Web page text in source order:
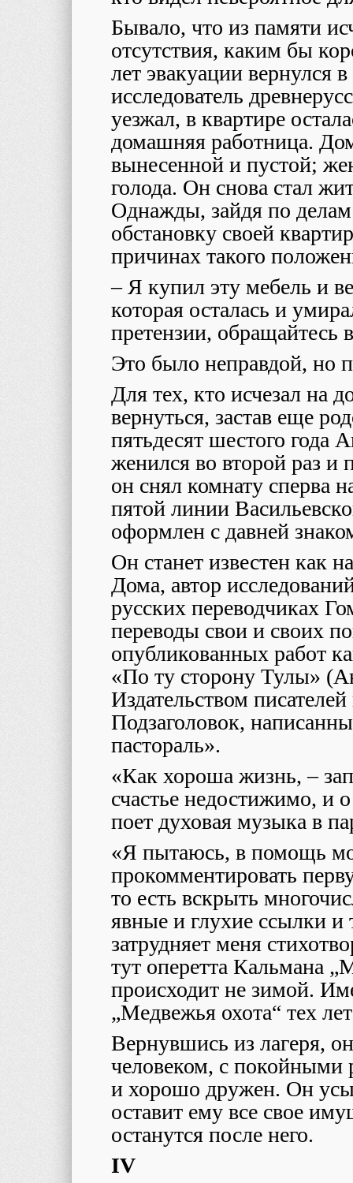
Бывало, что из памяти
отсутствия, каким бы
лет эвакуации вернулся
исследователь
уезжал, в квартире
домашняя работница.
вынесенной и пустой;
голода. Он снова стал
Однажды, зайдя по
обстановку своей
причинах такого
– Я купил эту мебель и
которая осталась и
претензии, обращайтесь
Это было неправдой, но
Для тех, кто исчезал на
вернуться, застав еще
пятьдесят шестого года
женился во второй раз и
он снял комнату сперва
пятой линии
оформлен с давней
Он станет известен как
Дома, автор
русских переводчиках
переводы свои и своих
опубликованных работ
«По ту сторону Тулы»
Издательством
Подзаголовок,
пастораль».
«Как хороша жизнь, –
счастье недостижимо, и
поет духовая музыка в
«Я пытаюсь, в помощь
прокомментировать
то есть вскрыть
явные и глухие ссылки
затрудняет меня
тут оперетта Кальмана
происходит не зимой.
„Медвежья охота“ тех
Вернувшись из лагеря,
человеком, с покойными
и хорошо дружен. Он
оставит ему все свое
останутся после него.
IV